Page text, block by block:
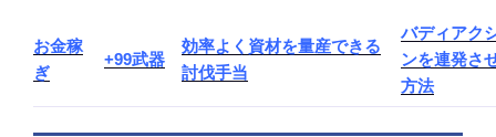
お金稼
ぎ
+99武器
効率よく資材を量産できる
討伐手当
バディアク
ンを連発さ
方法